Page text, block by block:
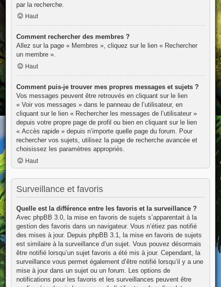
par la recherche.
Haut
Comment rechercher des membres ?
Allez sur la page « Membres », cliquez sur le lien « Rechercher
un membre ».
Haut
Comment puis-je trouver mes propres messages et sujets ?
Vos messages peuvent être retrouvés en cliquant sur le lien
« Voir vos messages » dans le panneau de l’utilisateur, en
cliquant sur le lien « Rechercher les messages de l’utilisateur »
depuis votre propre page de profil ou bien en cliquant sur le lien
« Accès rapide » depuis n’importe quelle page du forum. Pour
rechercher vos sujets, utilisez la page de recherche avancée et
choisissez les paramètres appropriés.
Haut
Surveillance et favoris
Quelle est la différence entre les favoris et la surveillance ?
Avec phpBB 3.0, la mise en favoris de sujets s’apparentait à la
gestion des favoris dans un navigateur. Vous n’étiez pas notifié
des mises à jour. Depuis phpBB 3.1, la mise en favoris de sujets
est similaire à la surveillance d’un sujet. Vous pouvez désormais
être notifié lorsqu’un sujet favoris a été mis à jour. Cependant, la
surveillance vous permet également d’être notifié lorsqu’il y a une
mise à jour dans un sujet ou un forum. Les options de
notifications pour les favoris et les surveillances peuvent être